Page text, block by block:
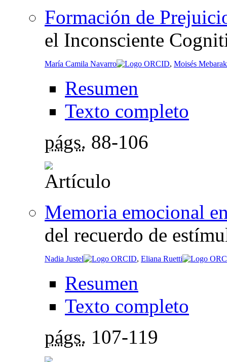
Formación de
el Inconsciente
María Camila Navarro , Moisés Mebarak
Resumen
Texto completo
págs. 88-106
Memoria emocional
del recuerdo de
Nadia Justel , Eliana Ruetti
Resumen
Texto completo
págs. 107-119